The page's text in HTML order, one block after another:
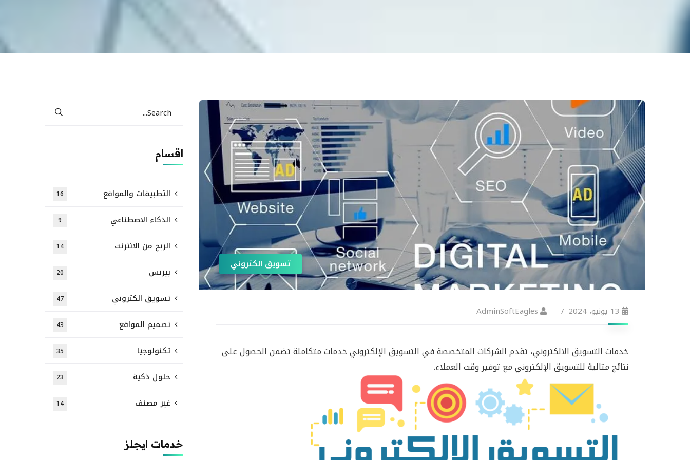
تسويق الكتروني
13 يونيو، 2024 AdminSoftEagles
خدمات التسويق الالكتروني، تقدم الشركات المتخصصة في التسويق الإلكتروني خدمات متكاملة تضمن الحصول على
نتائج مثالية للتسويق الإلكتروني مع توفير وقت العملاء.
اقسام
التطبيقات والمواقع 16
الذكاء الاصطناعي 9
الربح من الانترنت 14
بيزنس 20
تسويق الكتروني 47
تصميم المواقع 43
تكنولوجيا 35
حلول ذكية 23
غير مصنف 14
خدمات ايجلز